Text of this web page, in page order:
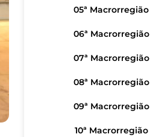
05ª Macrorregião
06ª Macrorregião
07ª Macrorregião
08ª Macrorregião
09ª Macrorregião
10ª Macrorregião